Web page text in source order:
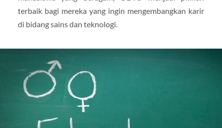
terbaik bagi mereka yang ingin mengembangkan karir
di bidang sains dan teknologi.